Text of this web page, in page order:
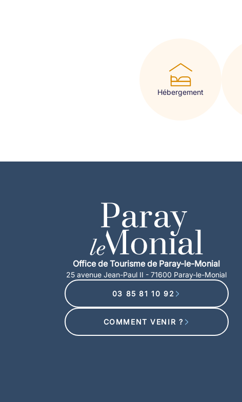
Hébergement
Office de Tourisme de Paray-le-Monial
25 avenue Jean-Paul II - 71600 Paray-le-Monial
03 85 81 10 92
COMMENT VENIR ?